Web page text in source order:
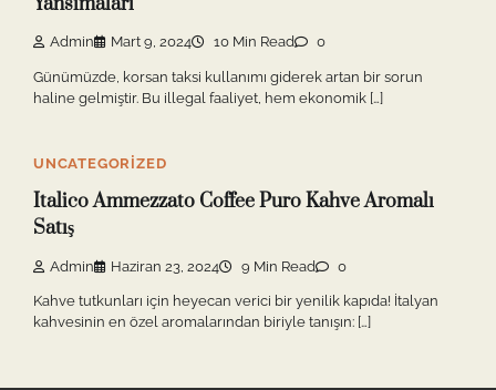
Admin Mart 9, 2024 10 Min Read 0
Günümüzde, korsan taksi kullanımı giderek artan bir sorun
haline gelmiştir. Bu illegal faaliyet, hem ekonomik […]
UNCATEGORIZED
Italico Ammezzato Coffee Puro Kahve Aromalı
Satış
Admin Haziran 23, 2024 9 Min Read 0
Kahve tutkunları için heyecan verici bir yenilik kapıda! İtalyan
kahvesinin en özel aromalarından biriyle tanışın: […]